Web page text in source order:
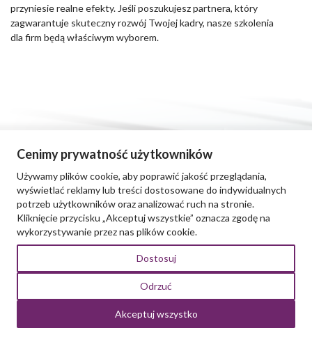
przyniesie realne efekty. Jeśli poszukujesz partnera, który
zagwarantuje skuteczny rozwój Twojej kadry, nasze szkolenia
dla firm będą właściwym wyborem.
Dlaczego warto się szkolić?
Poszerzenie wiedzy i umiejętności – dzięki szkoleniom można
zdobyć nowe informacje, nauczyć się nowych umiejętności
i poznać nowe techniki i narzędzia, które pomogą w pracy i życiu
zarządzania czasem, efektywności pracy czy też zarządzania
projektami pozwalają wykonywanie swojej pracy na wysokim
poziomie, czego zazwyczaj oczekują klienci.
Zwiększenie atrakcyjności na rynku pracy– posiadanie
Cenimy prywatność użytkowników
Używamy plików cookie, aby poprawić jakość przeglądania,
wyświetlać reklamy lub treści dostosowane do indywidualnych
potrzeb użytkowników oraz analizować ruch na stronie.
Kliknięcie przycisku „Akceptuj wszystkie” oznacza zgodę na
wykorzystywanie przez nas plików cookie.
Dostosuj
Odrzuć
Akceptuj wszystko